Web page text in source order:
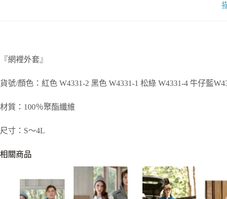
『網裡外套』
貨號/顏色：紅色 W4331-2 黑色 W4331-1 松綠 W4331-4 牛仔藍
材質：100％聚酯纖維
尺寸：S～4L
相關商品